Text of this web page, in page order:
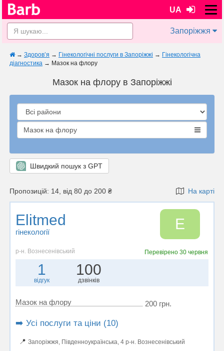
UA
Запоріжжя
→ Здоров’я → Гінекологічні послуги в Запоріжжі → Гінекологічна
діагностика → Мазок на флору
Мазок на флору в Запоріжжі
Мазок на флору
Швидкий пошук з GPT
Пропозицій: 14, від 80 до 200 ₴ На карті
Elitmed
гінекології E
р-н. Вознесенівський Перевірено30 червня
1
відгук
100
дзвінків
Мазок на флору 200 грн.
➡️ Усі послуги та ціни (10)
📍 Запоріжжя, Південноукраїнська, 4 р-н. Вознесенівський